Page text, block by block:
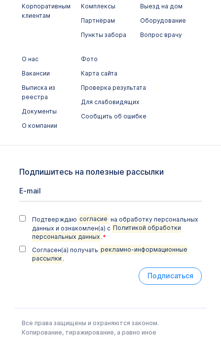
Корпоративным
клиентам
Комплексы
Партнёрам
Пункты забора
Выезд на дом
Оборудование
Вопрос врачу
О нас
Вакансии
Выписка из
реестра
Документы
О компании
Фото
Карта сайта
Проверка результата
Для слабовидящих
Сообщить об ошибке
Подпишитесь на полезные рассылки
Подтверждаю согласие на обработку персональных
данных и ознакомлен(а) с Политикой обработки
персональных данных .*
Согласен(а) получать рекламно-информационные
рассылки .
Подписаться
Все права защищены и охраняются законом.
Копирование, тиражирование, а равно иное